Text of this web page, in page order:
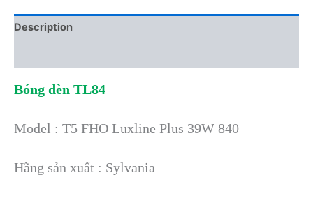
Description
Bóng đèn TL84
Model : T5 FHO Luxline Plus 39W 840
Hãng sản xuất : Sylvania